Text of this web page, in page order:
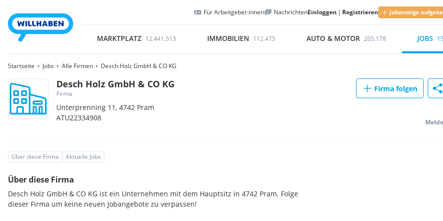
Für Arbeitgeber:innen NachrichtenEinloggen | Registrieren Jobanzeige
MARKTPLATZ 12.441.513 IMMOBILIEN 112.475 AUTO & MOTOR 205.178 JOBS
Startseite Jobs Alle Firmen Desch Holz GmbH & CO KG
Desch Holz GmbH & CO KG
Firma
Unterprenning 11,4742 Pram
ATU22334908
Firma folgen
Über diese Firma Aktuelle Jobs
Über diese Firma
Desch Holz GmbH & CO KG ist ein Unternehmen mit dem Hauptsitz in 4742 Pram. Folge
dieser Firma um keine neuen Jobangebote zu verpassen!